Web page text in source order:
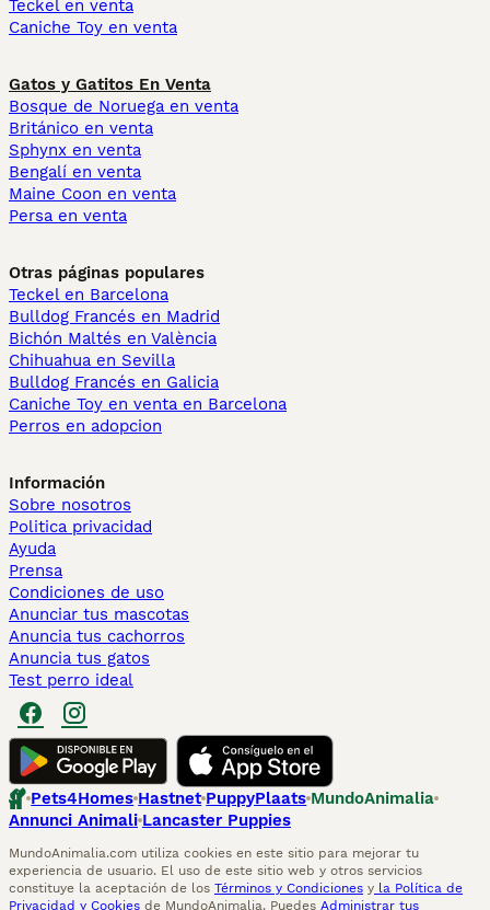
Teckel en venta
Caniche Toy en venta
Gatos y Gatitos En Venta
Bosque de Noruega en venta
Británico en venta
Sphynx en venta
Bengalí en venta
Maine Coon en venta
Persa en venta
Otras páginas populares
Teckel en Barcelona
Bulldog Francés en Madrid
Bichón Maltés en València
Chihuahua en Sevilla
Bulldog Francés en Galicia
Caniche Toy en venta en Barcelona
Perros en adopcion
Información
Sobre nosotros
Politica privacidad
Ayuda
Prensa
Condiciones de uso
Anunciar tus mascotas
Anuncia tus cachorros
Anuncia tus gatos
Test perro ideal
Pets4Homes Hastnet PuppyPlaats MundoAnimalia
Annunci Animali Lancaster Puppies
MundoAnimalia.com utiliza cookies en este sitio para mejorar tu
experiencia de usuario. El uso de este sitio web y otros servicios
constituye la aceptación de los Términos y Condiciones y la Política de
Privacidad y Cookies de MundoAnimalia. Puedes Administrar tus